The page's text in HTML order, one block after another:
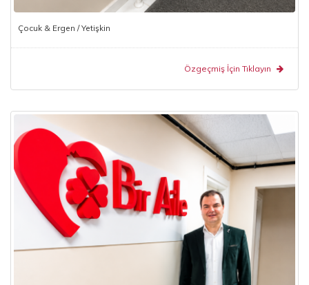
Çocuk & Ergen / Yetişkin
Özgeçmiş İçin Tıklayın